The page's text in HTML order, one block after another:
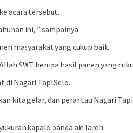
acara tersebut.
ini, ” sampainya.
masyarakat yang cukup baik.
SWT berupa hasil panen yang
di Nagari Tapi Selo.
kita gelar, dan perantau Nagari
kapalo banda aie lareh.